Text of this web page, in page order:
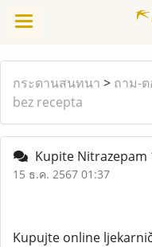
กระดานสนทนา > ถาม-
bez recepta
Kupite Nitrazepam
15 ธ.ค. 2567 01:37
Kupujte online